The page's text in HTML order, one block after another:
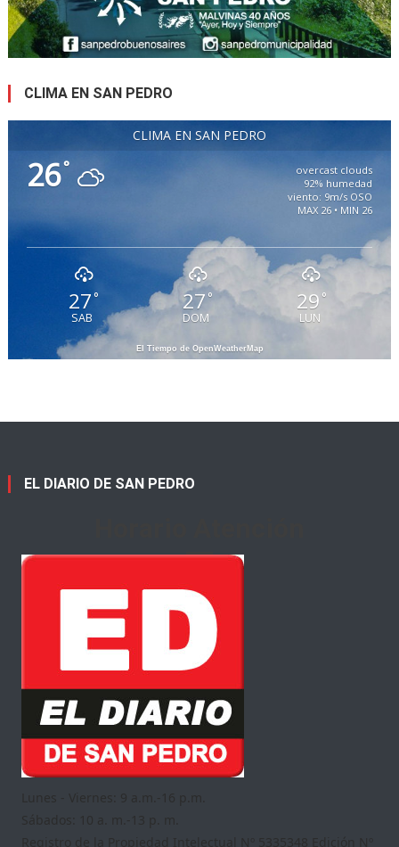
CLIMA EN SAN PEDRO
CLIMA EN SAN PEDRO
26°
overcast clouds
92% humedad
viento: 9m/s OSO
MAX 26 • MIN 26
27°
SAB
27 °
DOM
29 °
LUN
El Tiempo de OpenWeatherMap
EL DIARIO DE SAN PEDRO
Lunes - Viernes: 9 a.m.-16 p.m.
Sábados: 10 a. m.-13 p. m.
Registro de la Propiedad Intelectual Nº 5335348 Edición Nº